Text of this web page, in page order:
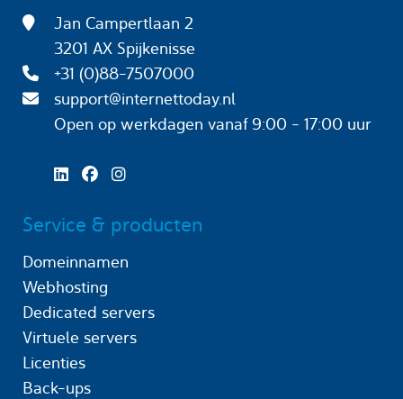
Jan Campertlaan 2
3201 AX Spijkenisse
+31 (0)88-7507000
support@internettoday.nl
Open op werkdagen
vanaf 9:00 - 17:00 uur
Service & producten
Domeinnamen
Webhosting
Dedicated servers
Virtuele servers
Licenties
Back-ups